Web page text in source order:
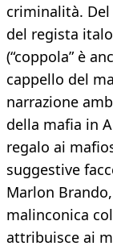
criminalità.
del regista
(“coppola” è
cappello del
narrazione
della mafia in
regalo ai
suggestive
Marlon
malinconica
attribuisce ai